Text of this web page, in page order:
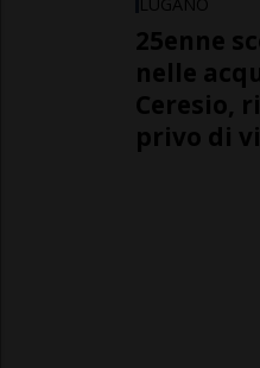
25enne
nelle
Ceresio,
privo di